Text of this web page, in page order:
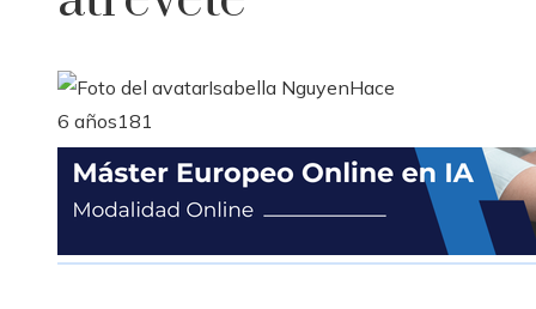
Isabella NguyenHace
6 años181